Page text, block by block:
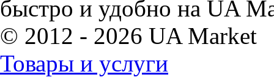
быстро и удобно на UA
© 2012 - 2026 UA Market
Товары и услуги